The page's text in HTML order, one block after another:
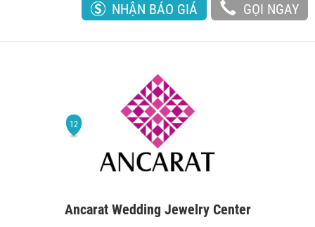
NHẬN BÁO GIÁ GỌI NGAY
Ancarat Wedding Jewelry Center